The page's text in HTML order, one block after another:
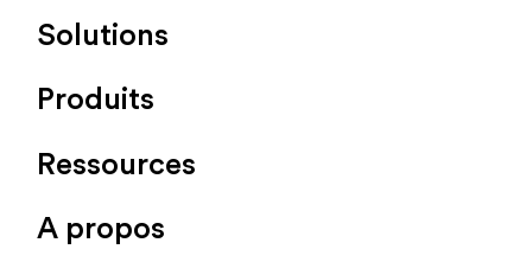
Solutions
Produits
Ressources
A propos